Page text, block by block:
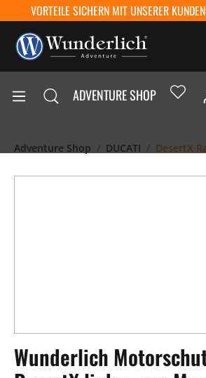
VORTEILE SICHERN MIT UNSERER
ADVENTURE SHOP
Adventure Shop DUCATI DesertX
Wunderlich